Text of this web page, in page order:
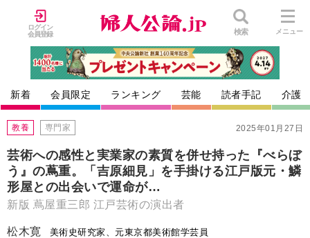
ログイン
会員登録
検索 メニュー
新着 会員限定 ランキング 芸能 読者手記 介護
2025年01月27日
教養 専門家
芸術への感性と実業家の素質を併せ持った『べらぼ
う』の蔦重。「吉原細見」を手掛ける江戸版元・鱗
形屋との出会いで運命が…
新版 蔦屋重三郎 江戸芸術の演出者
松木寛 美術史研究家、元東京都美術館学芸員